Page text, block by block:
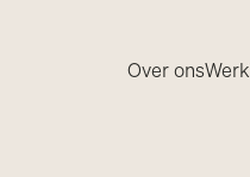
Over onsWerk